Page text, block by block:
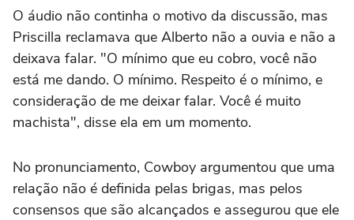
O áudio não continha o motivo da discussão, mas
Priscilla reclamava que Alberto não a ouvia e não a
deixava falar. "O mínimo que eu cobro, você não
está me dando. O mínimo. Respeito é o mínimo, e
consideração de me deixar falar. Você é muito
machista", disse ela em um momento.
No pronunciamento, Cowboy argumentou que uma
relação não é definida pelas brigas, mas pelos
consensos que são alcançados e assegurou que ele